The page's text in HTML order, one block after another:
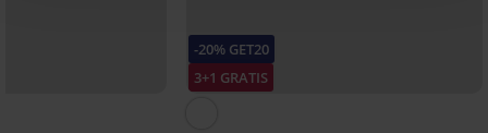
-20% GET20
3+1 GRATIS